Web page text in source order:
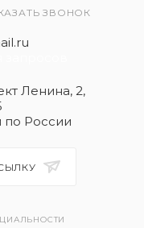
ЗВОНОК
Ленина, 2,
по России